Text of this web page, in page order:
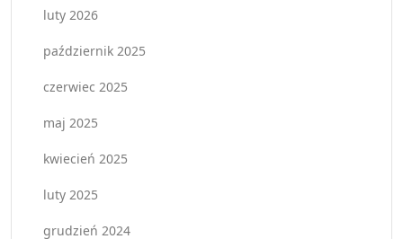
luty 2026
październik 2025
czerwiec 2025
maj 2025
kwiecień 2025
luty 2025
grudzień 2024